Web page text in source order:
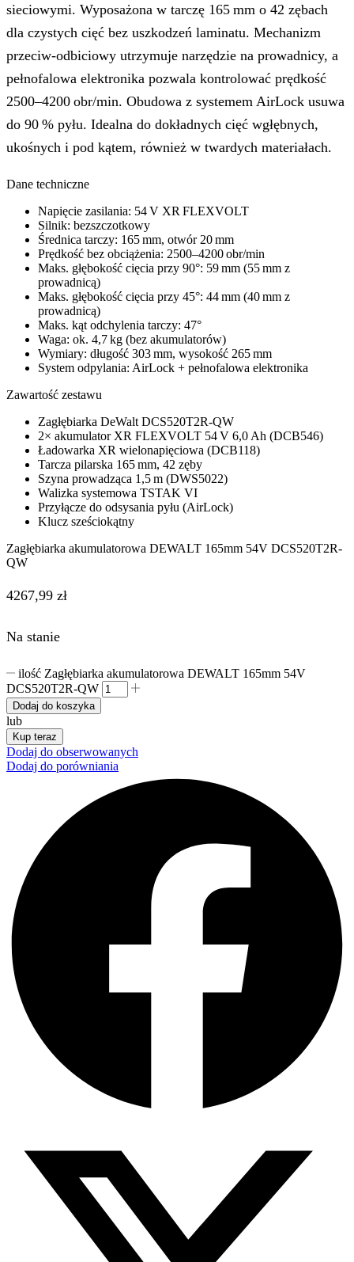
sieciowymi. Wyposażona w tarczę 165 mm o 42 zębach
dla czystych cięć bez uszkodzeń laminatu. Mechanizm
przeciw-odbiciowy utrzymuje narzędzie na prowadnicy, a
pełnofalowa elektronika pozwala kontrolować prędkość
2500–4200 obr/min. Obudowa z systemem AirLock usuwa
do 90 % pyłu. Idealna do dokładnych cięć wgłębnych,
ukośnych i pod kątem, również w twardych materiałach.
Dane techniczne
Napięcie zasilania: 54 V XR FLEXVOLT
Silnik: bezszczotkowy
Średnica tarczy: 165 mm, otwór 20 mm
Prędkość bez obciążenia: 2500–4200 obr/min
Maks. głębokość cięcia przy 90°: 59 mm (55 mm z
prowadnicą)
Maks. głębokość cięcia przy 45°: 44 mm (40 mm z
prowadnicą)
Maks. kąt odchylenia tarczy: 47°
Waga: ok. 4,7 kg (bez akumulatorów)
Wymiary: długość 303 mm, wysokość 265 mm
System odpylania: AirLock + pełnofalowa elektronika
Zawartość zestawu
Zagłębiarka DeWalt DCS520T2R-QW
2× akumulator XR FLEXVOLT 54 V 6,0 Ah (DCB546)
Ładowarka XR wielonapięciowa (DCB118)
Tarcza pilarska 165 mm, 42 zęby
Szyna prowadząca 1,5 m (DWS5022)
Walizka systemowa TSTAK VI
Przyłącze do odsysania pyłu (AirLock)
Klucz sześciokątny
Zagłębiarka akumulatorowa DEWALT 165mm 54V DCS520T2R-
QW
4267,99 zł
Na stanie
ilość Zagłębiarka akumulatorowa DEWALT 165mm 54V
DCS520T2R-QW
Dodaj do koszyka
lub
Kup teraz
Dodaj do obserwowanych
Dodaj do porówniania